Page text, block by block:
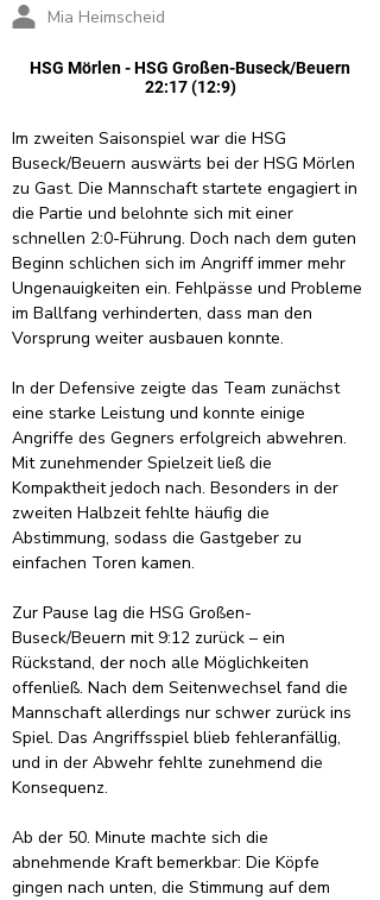
Mia Heimscheid
HSG Mörlen - HSG Großen-Buseck/Beuern
22:17 (12:9)
Im zweiten Saisonspiel war die HSG
Buseck/Beuern auswärts bei der HSG Mörlen
zu Gast. Die Mannschaft startete engagiert in
die Partie und belohnte sich mit einer
schnellen 2:0-Führung. Doch nach dem guten
Beginn schlichen sich im Angriff immer mehr
Ungenauigkeiten ein. Fehlpässe und Probleme
im Ballfang verhinderten, dass man den
Vorsprung weiter ausbauen konnte.
In der Defensive zeigte das Team zunächst
eine starke Leistung und konnte einige
Angriffe des Gegners erfolgreich abwehren.
Mit zunehmender Spielzeit ließ die
Kompaktheit jedoch nach. Besonders in der
zweiten Halbzeit fehlte häufig die
Abstimmung, sodass die Gastgeber zu
einfachen Toren kamen.
Zur Pause lag die HSG Großen-
Buseck/Beuern mit 9:12 zurück – ein
Rückstand, der noch alle Möglichkeiten
offenließ. Nach dem Seitenwechsel fand die
Mannschaft allerdings nur schwer zurück ins
Spiel. Das Angriffsspiel blieb fehleranfällig,
und in der Abwehr fehlte zunehmend die
Konsequenz.
Ab der 50. Minute machte sich die
abnehmende Kraft bemerkbar: Die Köpfe
gingen nach unten, die Stimmung auf dem